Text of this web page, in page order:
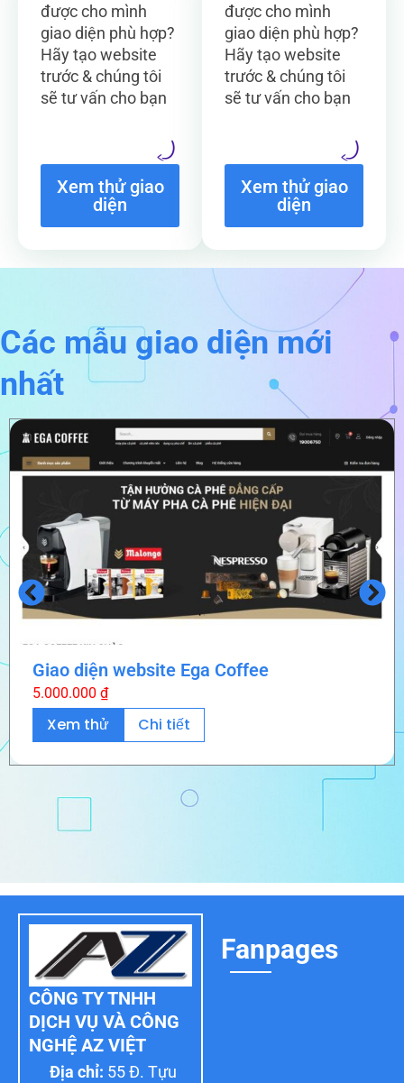
được cho mình
giao diện phù hợp?
Hãy tạo website
trước & chúng tôi
sẽ tư vấn cho bạn
Xem thử giao
diện
được cho mình
giao diện phù hợp?
Hãy tạo website
trước & chúng tôi
sẽ tư vấn cho bạn
Xem thử giao
diện
Các mẫu giao diện mới
nhất
Giao diện website Ega Coffee
5.000.000 ₫
Xem thử Chi tiết
CÔNG TY TNHH
DỊCH VỤ VÀ CÔNG
NGHỆ AZ VIỆT
Địa chỉ: 55 Đ. Tựu
Fanpages